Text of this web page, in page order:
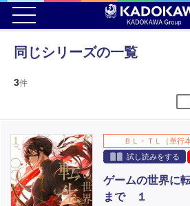
同じシリーズの一覧
3件
ＢＬ・ＴＬ（単行本
試し読みをする
ゲームの世界に
まで １